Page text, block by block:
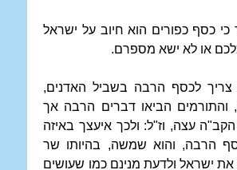
כי כסף כפורים הוא חיוב על ישראל
או לא ישא מספרם.
לכסף הרבה בשביל האדנים,
והתורמים הביאו דברים הרבה אך
עצה, וז"ל: ולכך איעצך באיזה
הרבה, והוא שמשה, בהיותו שר
ישראל ולדעת מנינם כמו שעושים